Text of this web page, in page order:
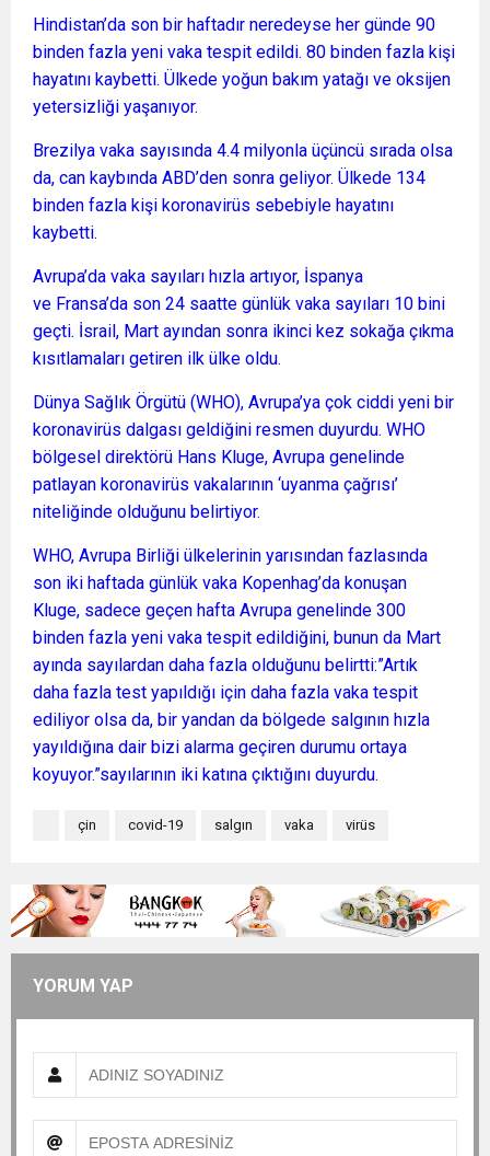
Hindistan’da son bir haftadır neredeyse her günde 90
binden fazla yeni vaka tespit edildi. 80 binden fazla kişi
hayatını kaybetti. Ülkede yoğun bakım yatağı ve oksijen
yetersizliği yaşanıyor.
Brezilya vaka sayısında 4.4 milyonla üçüncü sırada olsa
da, can kaybında ABD’den sonra geliyor. Ülkede 134
binden fazla kişi koronavirüs sebebiyle hayatını
kaybetti.
Avrupa’da vaka sayıları hızla artıyor, İspanya
ve Fransa’da son 24 saatte günlük vaka sayıları 10 bini
geçti. İsrail, Mart ayından sonra ikinci kez sokağa çıkma
kısıtlamaları getiren ilk ülke oldu.
Dünya Sağlık Örgütü (WHO), Avrupa’ya çok ciddi yeni bir
koronavirüs dalgası geldiğini resmen duyurdu. WHO
bölgesel direktörü Hans Kluge, Avrupa genelinde
patlayan koronavirüs vakalarının ‘uyanma çağrısı’
niteliğinde olduğunu belirtiyor.
WHO, Avrupa Birliği ülkelerinin yarısından fazlasında
son iki haftada günlük vaka Kopenhag’da konuşan
Kluge, sadece geçen hafta Avrupa genelinde 300
binden fazla yeni vaka tespit edildiğini, bunun da Mart
ayında sayılardan daha fazla olduğunu belirtti:”Artık
daha fazla test yapıldığı için daha fazla vaka tespit
ediliyor olsa da, bir yandan da bölgede salgının hızla
yayıldığına dair bizi alarma geçiren durumu ortaya
koyuyor.”sayılarının iki katına çıktığını duyurdu.
çin covid-19 salgın vaka virüs
YORUM YAP